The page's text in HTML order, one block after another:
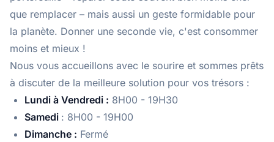
que remplacer – mais aussi un geste formidable pour
la planète. Donner une seconde vie, c'est consommer
moins et mieux !
Nous vous accueillons avec le sourire et sommes prêts
à discuter de la meilleure solution pour vos trésors :
Lundi à Vendredi : 8H00 - 19H30
Samedi : 8H00 - 19H00
Dimanche : Fermé